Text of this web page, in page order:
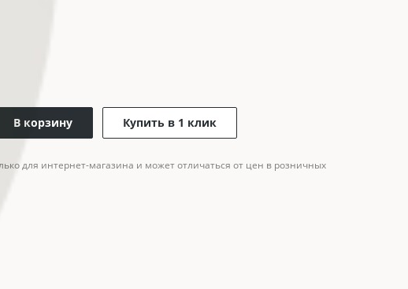
В корзину Купить в 1 клик
для интернет-магазина и может отличаться от цен в розничных